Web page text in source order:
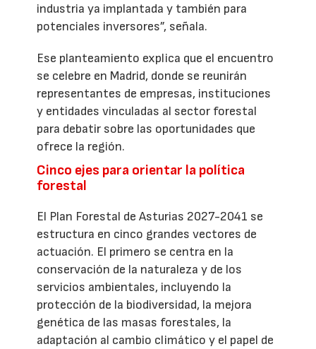
industria ya implantada y también para
potenciales inversores”, señala.
Ese planteamiento explica que el encuentro
se celebre en Madrid, donde se reunirán
representantes de empresas, instituciones
y entidades vinculadas al sector forestal
para debatir sobre las oportunidades que
ofrece la región.
Cinco ejes para orientar la política
forestal
El Plan Forestal de Asturias 2027-2041 se
estructura en cinco grandes vectores de
actuación. El primero se centra en la
conservación de la naturaleza y de los
servicios ambientales, incluyendo la
protección de la biodiversidad, la mejora
genética de las masas forestales, la
adaptación al cambio climático y el papel de